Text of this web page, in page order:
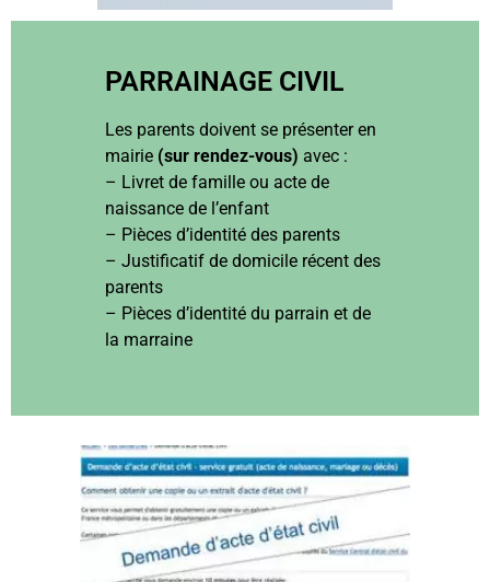
PARRAINAGE CIVIL
Les parents doivent se présenter en
mairie (sur rendez-vous) avec :
– Livret de famille ou acte de
naissance de l’enfant
– Pièces d’identité des parents
– Justificatif de domicile récent des
parents
– Pièces d’identité du parrain et de
la marraine